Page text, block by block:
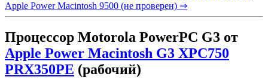
Apple Power Macintosh 9500 (не проверен) ⇒
Процессор Motorola PowerPC G3 от
Apple Power Macintosh G3 XPC750
PRX350PE (рабочий)